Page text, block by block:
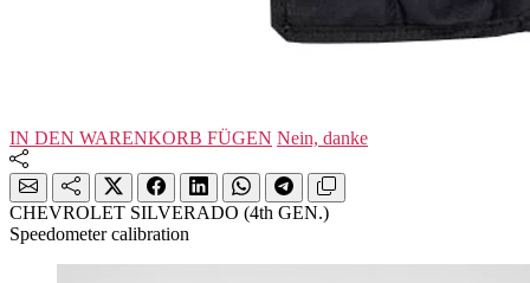
IN DEN WARENKORB FÜGEN Nein, danke
CHEVROLET SILVERADO (4th GEN.)
Speedometer calibration